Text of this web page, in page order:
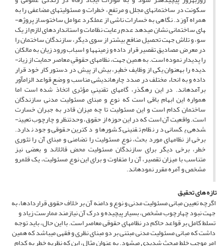
سکونت در ساختمان­های مجلل و مرتفع، خطرات و مسئولیت­های مضاعفی را به
همراه آورَد. نگاهی به خسارات ناشی از عملکرد عوامل ساخت­وساز پروژه­
های ساختمانی نشان می­دهد عدم رعایت نظامات و استانداردهای لازم از یک
سو، و تلاش جهت تحصیل منافع بیشتر از سوی دیگر، سازندگان ساختمان را
در معرض مصادیق تقصیر قرار داده و زمینه­ها و اسباب ورود زیان به مالکان
را پدیدار نموده است. به همین جهت، نظام­های حقوقیِ معاصر حمایت از زیان­
دیده را به­عنوان یکی از وظایف خطیر، بیش از پیش در دستور کار خود قرار
داده و به انحاء مختلف در صدد چاره­اندیشی مناسب و وضع قواعد الزام­آور
برآمده­اند. در این رهگذر، گام­های تقنینیِ مؤثری اتخاذ شده است اما
همواره این ابهام باقی است که نوع و مبنای مسئولیت مدنی سازندگان
ساختمان کدام است و این مسئولیت تا چه میزان قادر به جبران خسارت
است. واقعیت آن است که در این حوزه از حقوق، وحدت­نظر و چارچوب تعیین­
شده­ی یکسانی در نظام تقنینی کشورها و دکترین حقوقی وجود ندارد.
برخی از نظام­های مورد بحث، نوع مسئولیت را تضامنی و مبنای آن را تئوری
خطر، برخی دیگر برای سازندگان مسئولیت محض قائل­اند و بعضی نیز
متناسب با میزان تقصیر، آن را متفاوت و برای این نوع مسئولیت، یک قلمرو
مشخص و آمره مقرر نموده­اند.
تازه های تحقیق
اگرچه تعیین مبانی مسئولیت مدنی و نوع و دامنه آن بر خلاف حقوق قراردادها، به
جهت نبود چهارچوب مشخص، بسیار پیچیده و درک آن نیازمند ممارست زیاد و
تسلط کامل بر قواعد حاکم در نظام­های حقوقی معاصر است. با این حال، باید توجه
داشت که مبانی مسئولیت مدنی مبتنی بر دو مبنای نظری و فقهی می­باشد که همین
امر موجب خلط مبحث شدیدی می­شود. به عنوان مثال، این که نظریه خطر به کدام